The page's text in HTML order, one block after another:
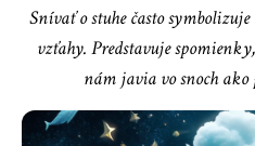
Snívať o stuhe často
vzťahy. Predstavuje
nám javia vo snoch ako